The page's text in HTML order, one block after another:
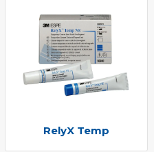
RelyX Temp